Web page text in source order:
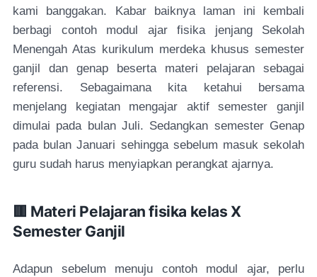
kami banggakan. Kabar baiknya laman ini kembali
berbagi contoh modul ajar fisika jenjang Sekolah
Menengah Atas kurikulum merdeka khusus semester
ganjil dan genap beserta materi pelajaran sebagai
referensi. Sebagaimana kita ketahui bersama
menjelang kegiatan mengajar aktif semester ganjil
dimulai pada bulan Juli. Sedangkan semester Genap
pada bulan Januari sehingga sebelum masuk sekolah
guru sudah harus menyiapkan perangkat ajarnya.
🟥 Materi Pelajaran fisika kelas X
Semester Ganjil
Adapun sebelum menuju contoh modul ajar, perlu